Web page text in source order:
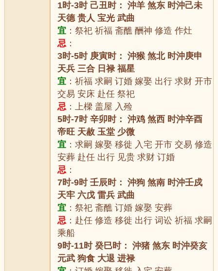
1时-3时 己丑时： 沖羊 煞东 时沖己未
天德 贵人 宝光 武曲
宜 ：祭祀 祈福 斋醮 酬神 修造 作灶
忌 ：
3时-5时 庚寅时： 沖猴 煞北 时沖庚申
天兵 三合 日禄 福星
宜 ：祈福 求嗣 订婚 嫁娶 出行 求财 开市
交易 安床 赴任 祭祀
忌 ：上樑 盖屋 入殓
5时-7时 辛卯时： 沖鸡 煞西 时沖辛酉
帝旺 天赦 玉堂 少微
宜 ：求嗣 嫁娶 移徙 入宅 开市 交易 修造
安葬 赴任 出行 见贵 求财 订婚
忌 ：
7时-9时 壬辰时： 沖狗 煞南 时沖壬戍
天牢 六戊 雷兵 武曲
宜 ：祭祀 斋醮 订婚 嫁娶 安葬
忌 ：赴任 修造 移徙 出行 词讼 祈福 求嗣
乘船
9时-11时 癸巳时： 沖猪 煞东 时沖癸亥
元武 狗食 大退 进禄